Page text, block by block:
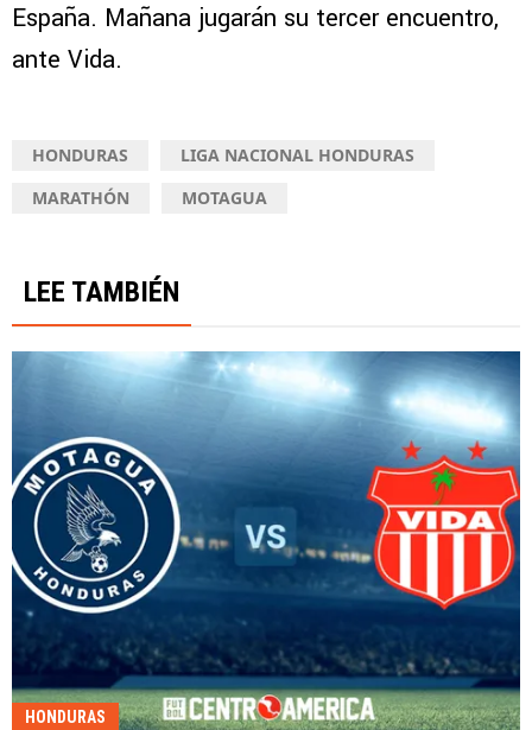
España. Mañana jugarán su tercer encuentro,
ante Vida.
HONDURAS
LIGA NACIONAL HONDURAS
MARATHÓN
MOTAGUA
LEE TAMBIÉN
HONDURAS